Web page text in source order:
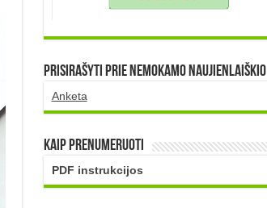
Prisirašyti prie nemokamo naujienlaiškio
Anketa
Kaip prenumeruoti
PDF instrukcijos